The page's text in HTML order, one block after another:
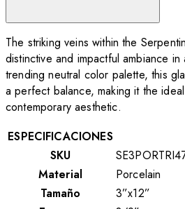
The striking veins within the
distinctive and impactful ambiance
trending neutral color palette, this
a perfect balance, making it the
contemporary aesthetic.
ESPECIFICACIONES
SKU
Material
Porcelain
Tamaño
3”x12”